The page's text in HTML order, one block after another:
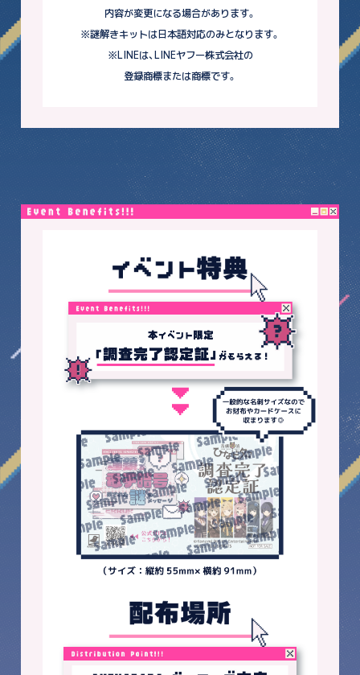
内容が変更になる場合があります。
※謎解きキットは日本語対応のみとなります。
※LINEは、LINEヤフー株式会社の
登録商標または商標です。